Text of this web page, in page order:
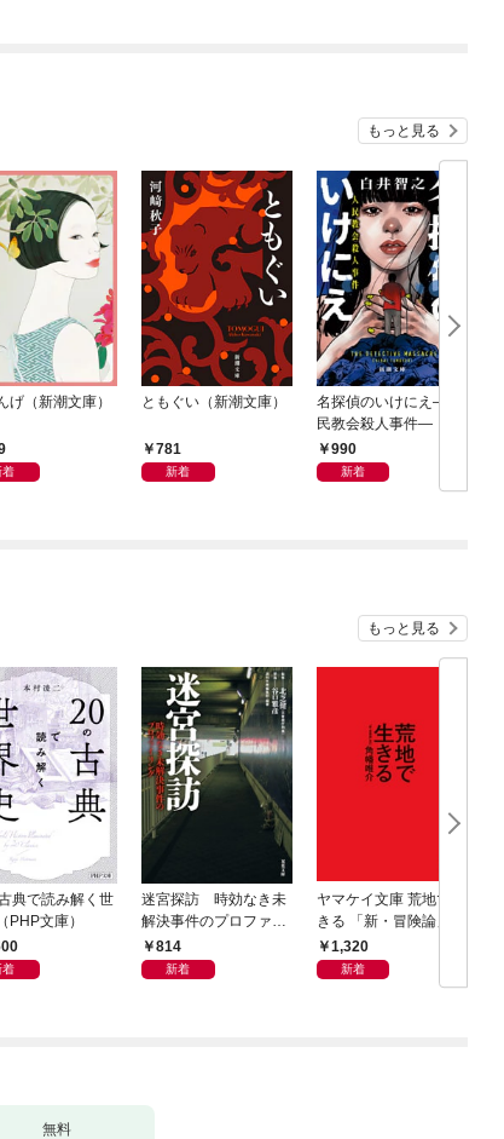
もっと見る
げ（新潮文庫）
着
ともぐい（新潮文庫）
781
新着
名探偵のいけにえ—人
民教会殺人事件—（新
潮文庫）
990
新着
もっと見る
典で読み解く世
PHP文庫）
着
迷宮探訪 時効なき未
解決事件のプロファイ
リング
814
新着
ヤマケイ文庫 荒地で生
きる 「新・冒険論」改
訂1,320
新着
無料